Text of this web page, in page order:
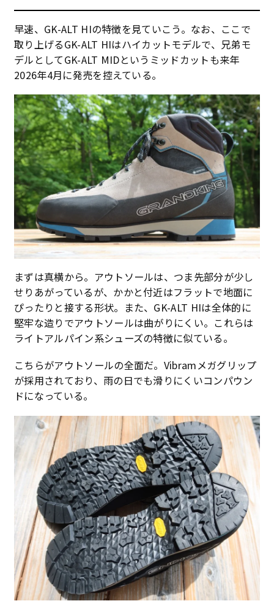
早速、GK-ALT HIの特徴を見ていこう。なお、ここで
取り上げるGK-ALT HIはハイカットモデルで、兄弟モ
デルとしてGK-ALT MIDというミッドカットも来年
2026年4月に発売を控えている。
まずは真横から。アウトソールは、つま先部分が少し
せりあがっているが、かかと付近はフラットで地面に
ぴったりと接する形状。また、GK-ALT HIは全体的に
堅牢な造りでアウトソールは曲がりにくい。これらは
ライトアルパイン系シューズの特徴に似ている。
こちらがアウトソールの全面だ。Vibramメガグリップ
が採用されており、雨の日でも滑りにくいコンパウン
ドになっている。